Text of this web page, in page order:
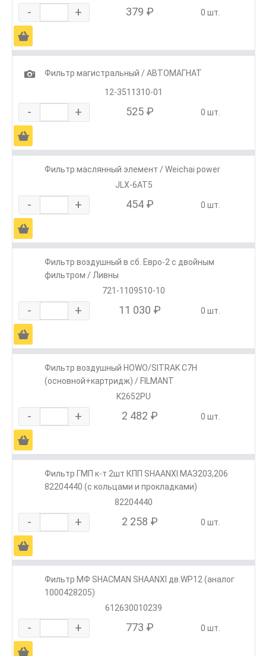
- + 379 ₽ 0 шт.
Ä
1
Фильтр магистральный / АВТОМАГНАТ
12-3511310-01
- + 525 ₽ 0 шт.
Ä
Фильтр маслянный элемент / Weichai power
JLX-6AT5
- + 454 ₽ 0 шт.
Ä
Фильтр воздушный в сб. Евро-2 с двойным
фильтром / Ливны
721-1109510-10
- + 11 030 ₽ 0 шт.
Ä
Фильтр воздушный HOWO/SITRAK C7H
(основной+картридж) / FILMANT
K2652PU
- + 2 482 ₽ 0 шт.
Ä
Фильтр ГМП к-т 2шт КПП SHAANXI МАЗ203,206
82204440 (с кольцами и прокладками)
82204440
- + 2 258 ₽ 0 шт.
Ä
Фильтр МФ SHACMAN SHAANXI дв.WP12 (аналог
1000428205)
612630010239
- + 773 ₽ 0 шт.
Ä